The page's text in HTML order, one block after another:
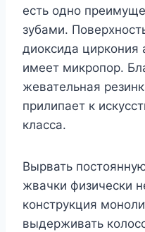
есть одно
зубами.
диоксида циркония
имеет микропор.
жевательная
прилипает к
класса.
Вырвать
жвачки физически
конструкция
выдерживать